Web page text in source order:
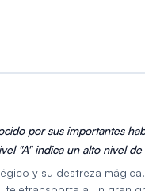
de masas y daño la
por sus importantes
"A" indica un alto nivel
y su destreza